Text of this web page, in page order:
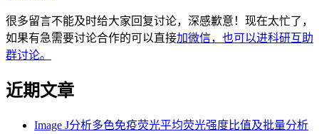
很多留言不能及时给大家回复讨论，深感歉意！现在太忙了，
如果有急需要讨论合作的可以直接加微信，也可以进科研互助
群讨论。
近期文章
Image J分析多色免疫荧光平均荧光强度比值及批量分析